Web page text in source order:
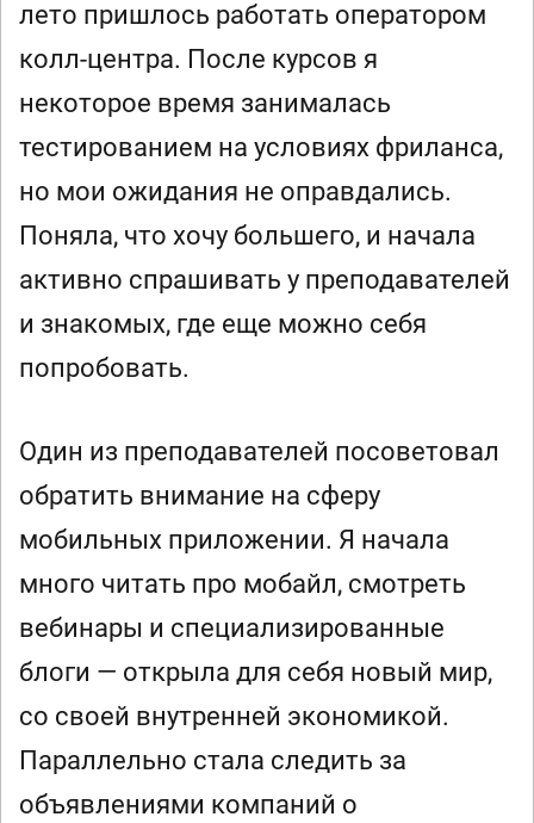
лето пришлось работать оператором
колл-центра. После курсов я
некоторое время занималась
тестированием на условиях фриланса,
но мои ожидания не оправдались.
Поняла, что хочу большего, и начала
активно спрашивать у преподавателей
и знакомых, где еще можно себя
попробовать.
Один из преподавателей посоветовал
обратить внимание на сферу
мобильных приложении. Я начала
много читать про мобайл, смотреть
вебинары и специализированные
блоги — открыла для себя новый мир,
со своей внутренней экономикой.
Параллельно стала следить за
объявлениями компаний о